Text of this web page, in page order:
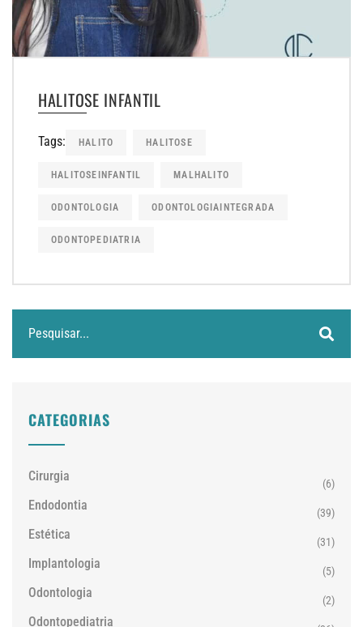
HALITOSE INFANTIL
Tags: HALITO HALITOSE
HALITOSEINFANTIL MALHALITO
ODONTOLOGIA ODONTOLOGIAINTEGRADA
ODONTOPEDIATRIA
CATEGORIAS
Cirurgia (6)
Endodontia (39)
Estética (31)
Implantologia (5)
Odontologia (2)
Odontopediatria